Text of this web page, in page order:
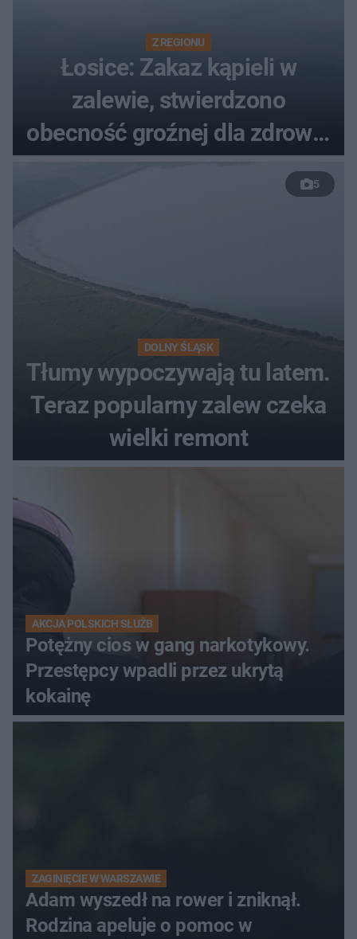
Z REGIONU
Łosice: Zakaz kąpieli w
zalewie, stwierdzono
obecność groźnej dla zdrowia
5
DOLNY ŚLĄSK
Tłumy wypoczywają tu latem.
Teraz popularny zalew czeka
wielki remont
AKCJA POLSKICH SŁUŻB
Potężny cios w gang narkotykowy.
Przestępcy wpadli przez ukrytą
kokainę
ZAGINIĘCIE W WARSZAWIE
Adam wyszedł na rower i zniknął.
Rodzina apeluje o pomoc w